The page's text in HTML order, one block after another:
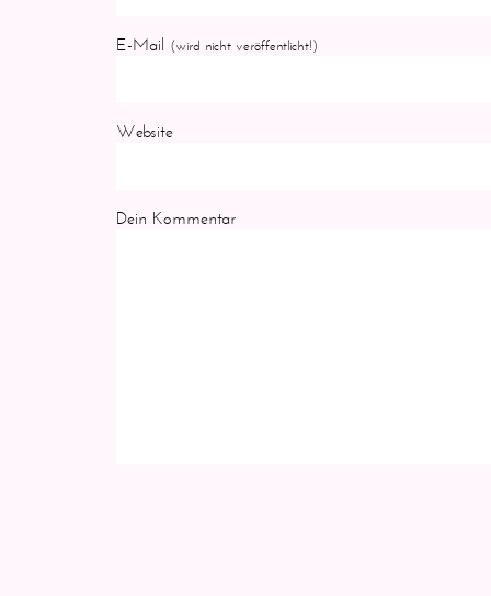
E-Mail (wird nicht veröffentlicht!)
Website
Dein Kommentar